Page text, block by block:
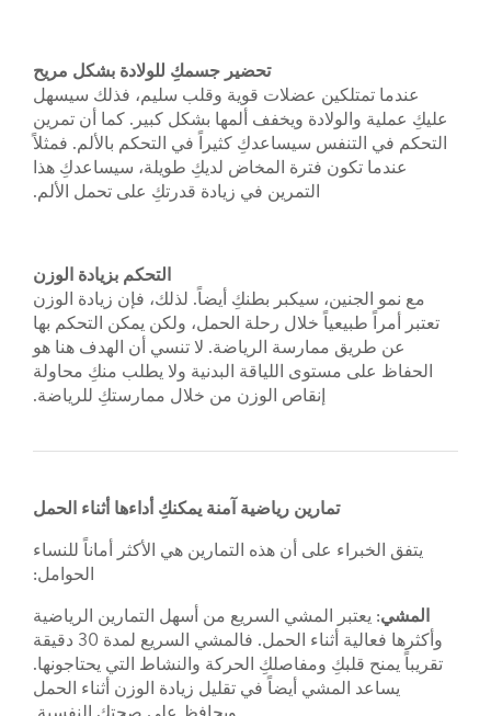
تحضير جسمكِ للولادة بشكل مريح
عندما تمتلكين عضلات قوية وقلب سليم، فذلك سيسهل
عليكِ عملية والولادة ويخفف ألمها بشكل كبير. كما أن تمرين
التحكم في التنفس سيساعدكِ كثيراً في التحكم بالألم. فمثلاً
عندما تكون فترة المخاض لديكِ طويلة، سيساعدكِ هذا
التمرين في زيادة قدرتكِ على تحمل الألم.
التحكم بزيادة الوزن
مع نمو الجنين، سيكبر بطنكِ أيضاً. لذلك، فإن زيادة الوزن
تعتبر أمراً طبيعياً خلال رحلة الحمل، ولكن يمكن التحكم بها
عن طريق ممارسة الرياضة. لا تنسي أن الهدف هنا هو
الحفاظ على مستوى اللياقة البدنية ولا يطلب منكِ محاولة
إنقاص الوزن من خلال ممارستكِ للرياضة.
تمارين رياضية آمنة يمكنكِ أداءها أثناء الحمل
يتفق الخبراء على أن هذه التمارين هي الأكثر أماناً للنساء
الحوامل:
المشي: يعتبر المشي السريع من أسهل التمارين الرياضية
وأكثرها فعالية أثناء الحمل. فالمشي السريع لمدة 30 دقيقة
تقريباً يمنح قلبكِ ومفاصلكِ الحركة والنشاط التي يحتاجونها.
يساعد المشي أيضاً في تقليل زيادة الوزن أثناء الحمل